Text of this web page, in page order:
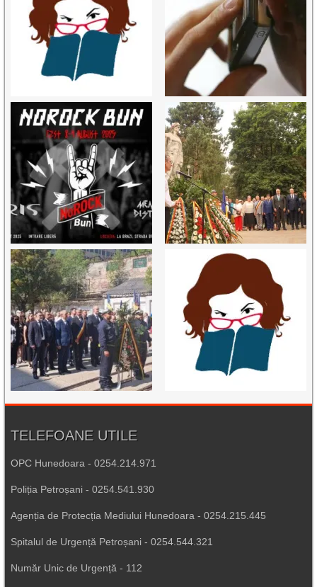
TELEFOANE UTILE
OPC Hunedoara - 0254.214.971
Poliția Petroșani - 0254.541.930
Agenția de Protecția Mediului Hunedoara - 0254.215.445
Spitalul de Urgență Petroșani - 0254.544.321
Număr Unic de Urgență - 112